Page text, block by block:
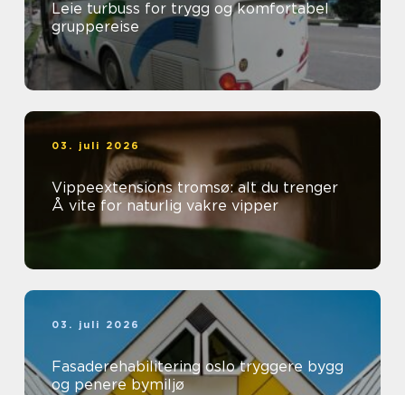
Leie turbuss for trygg og komfortabel
gruppereise
03. juli 2026
Vippeextensions tromsø: alt du trenger
Å vite for naturlig vakre vipper
03. juli 2026
Fasaderehabilitering oslo tryggere bygg
og penere bymiljø